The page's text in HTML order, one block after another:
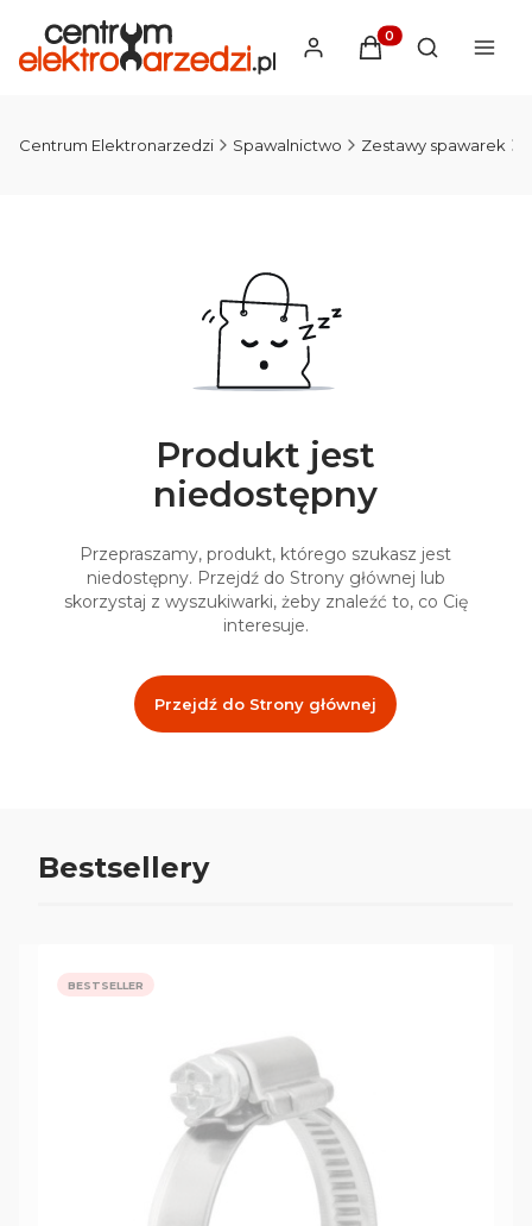
Produkty w
Otwórz
Centrum Elektronarzedzi Spawalnictwo Zestawy spawarek
Produkt jest
niedostępny
Przepraszamy, produkt, którego szukasz jest
niedostępny. Przejdź do Strony głównej lub
skorzystaj z wyszukiwarki, żeby znaleźć to, co Cię
interesuje.
Przejdź do Strony głównej
Bestsellery
BESTSELLER